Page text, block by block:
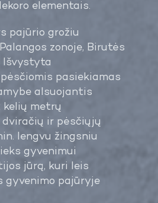
elementais.
pajūrio grožiu
zonoje, Birutės
Išvystyta
pasiekiamas
alsuojantis
kelių metrų
ir pėsčiųjų
lengvu žingsniu
gyvenimui
jūrą, kuri leis
gyvenimo pajūryje